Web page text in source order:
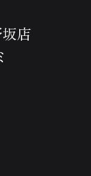
店